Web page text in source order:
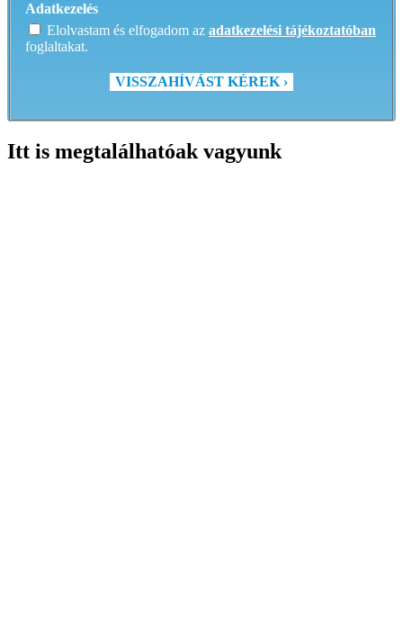
Adatkezelés
Elolvastam és elfogadom az adatkezelési tájékoztatóban
foglaltakat.
VISSZAHÍVÁST KÉREK ›
Itt is megtalálhatóak vagyunk